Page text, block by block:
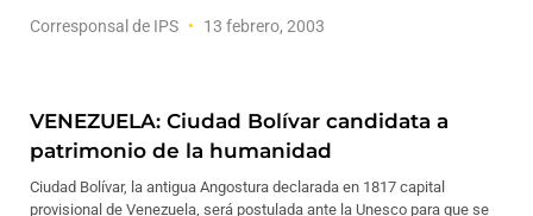
Corresponsal de IPS 13 febrero, 2003
VENEZUELA: Ciudad Bolívar candidata a
patrimonio de la humanidad
Ciudad Bolívar, la antigua Angostura declarada en 1817 capital
provisional de Venezuela, será postulada ante la Unesco para que se